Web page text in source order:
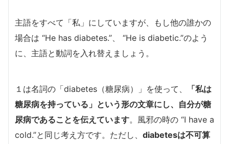
主語をすべて「私」にしていますが、もし他の誰かの
場合は “He has diabetes.”、 “He is diabetic.”のよう
に、主語と動詞を入れ替えましょう。
１は名詞の「diabetes（糖尿病）」を使って、
「私は
糖尿病を持っている」という形の文章にし、自分が糖
尿病であることを伝えています。風邪の時の “I have a
cold.”と同じ考え方です。ただし、 diabetesは不可算